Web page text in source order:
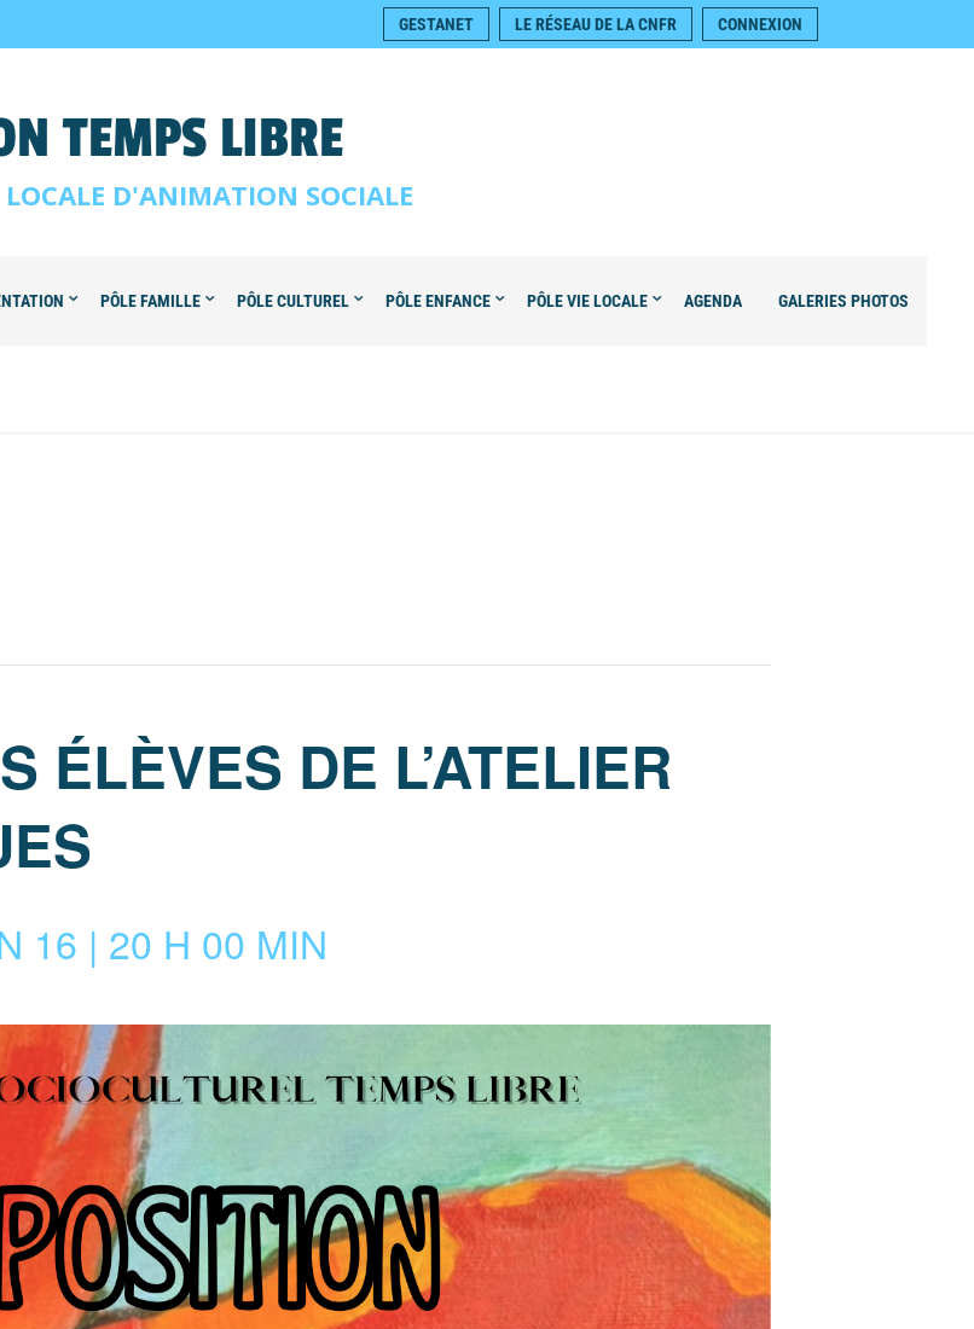
GESTANET LE RÉSEAU DE LA CNFR CONNEXION
TEMPS LIBRE
D'ANIMATION SOCIALE
PÔLE FAMILLE PÔLE CULTUREL PÔLE ENFANCE PÔLE VIE LOCALE AGENDA GALERIES PHOTOS
ÉLÈVES DE L’ATELIER
16 | 20 H 00 MIN